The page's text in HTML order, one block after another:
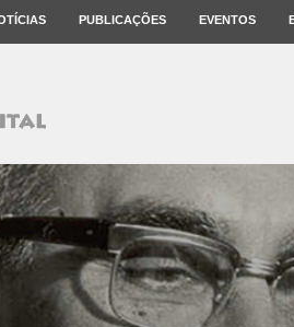
PUBLICAÇÕES EVENTOS